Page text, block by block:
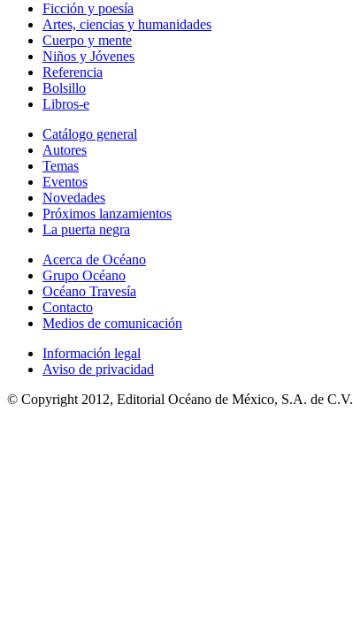
Ficción y poesía
Artes, ciencias y humanidades
Cuerpo y mente
Niños y Jóvenes
Referencia
Bolsillo
Libros-e
Catálogo general
Autores
Temas
Eventos
Novedades
Próximos lanzamientos
La puerta negra
Acerca de Océano
Grupo Océano
Océano Travesía
Contacto
Medios de comunicación
Información legal
Aviso de privacidad
© Copyright 2012, Editorial Océano de México, S.A. de C.V.